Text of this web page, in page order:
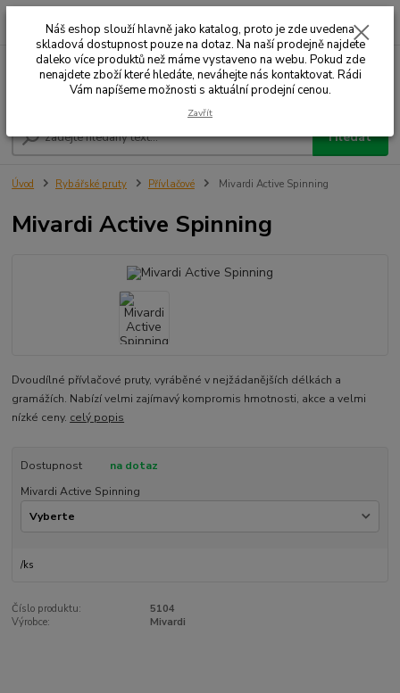
Menu
Hledat
+420 732 707 573 za
Úvod Rybářské pruty Přívlačové Mivardi Active Spinning
Mivardi Active Spinning
Dvoudílné přívlačové pruty, vyráběné v nejžádanějších délkách a
gramážích. Nabízí velmi zajímavý kompromis hmotnosti, akce a velmi
nízké ceny. celý popis
Dostupnost
na dotaz
Mivardi Active Spinning
/ks
Číslo produktu:
5104
Výrobce:
Mivardi
Náš eshop slouží hlavně jako katalog, proto je zde uvedena
skladová dostupnost pouze na dotaz. Na naší prodejně najdete
daleko více produktů než máme vystaveno na webu. Pokud zde
nenajdete zboží které hledáte, neváhejte nás kontaktovat. Rádi
Vám napíšeme možnosti s aktuální prodejní cenou.
Zavřít